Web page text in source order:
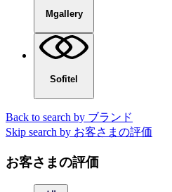
Mgallery
Sofitel
Back to search by ブランド
Skip search by お客さまの評価
お客さまの評価